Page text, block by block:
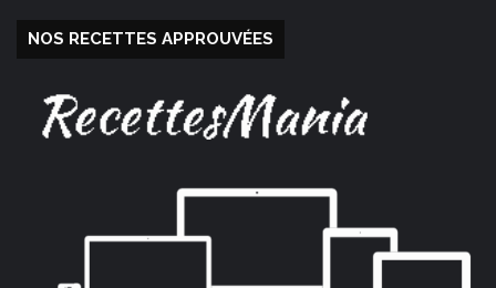
NOS RECETTES APPROUVÉES